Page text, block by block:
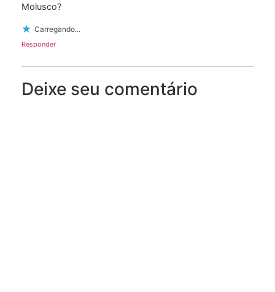
Molusco?
Carregando...
Responder
Deixe seu comentário